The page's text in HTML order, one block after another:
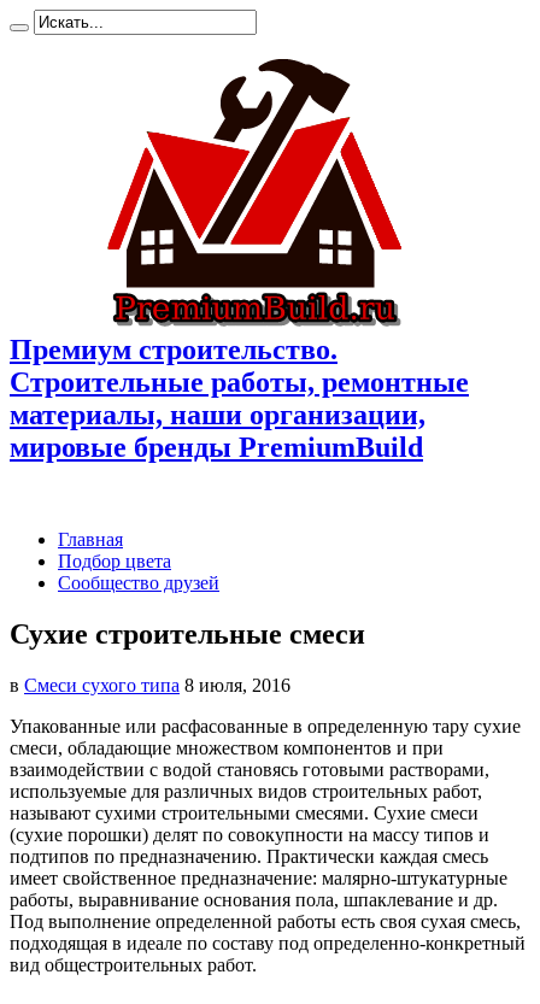
Премиум cтроительство.
Cтроительные работы, ремонтные
материалы, наши организации,
мировые бренды PremiumBuild
Главная
Подбор цвета
Сообщество друзей
Сухие строительные смеси
в Смеси сухого типа 8 июля, 2016
Упакованные или расфасованные в определенную тару сухие
смеси, обладающие множеством компонентов и при
взаимодействии с водой становясь готовыми растворами,
используемые для различных видов строительных работ,
называют сухими строительными смесями. Сухие смеси
(сухие порошки) делят по совокупности на массу типов и
подтипов по предназначению. Практически каждая смесь
имеет свойственное предназначение: малярно-штукатурные
работы, выравнивание основания пола, шпаклевание и др.
Под выполнение определенной работы есть своя сухая смесь,
подходящая в идеале по составу под определенно-конкретный
вид общестроительных работ.